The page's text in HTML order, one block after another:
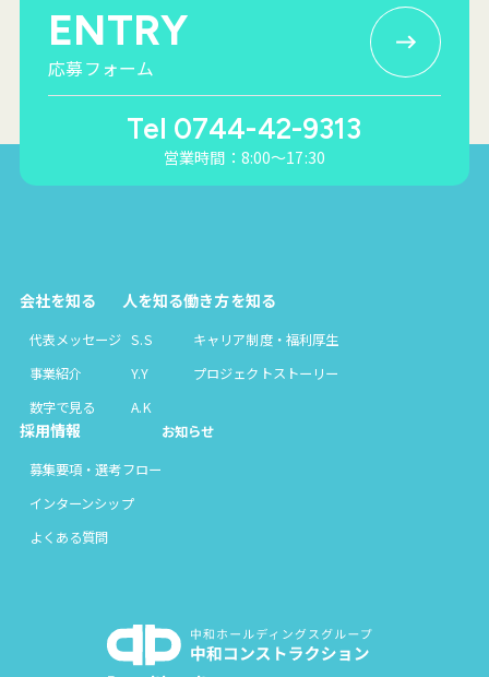
ENTRY
応募フォーム
Tel 0744-42-9313
営業時間：8:00〜17:30
会社を知る
代表メッセージ
事業紹介
数字で見る
人を知る
S.S
Y.Y
A.K
働き方を知る
キャリア制度・福利厚生
プロジェクトストーリー
採用情報
募集要項・選考フロー
インターンシップ
よくある質問
お知らせ